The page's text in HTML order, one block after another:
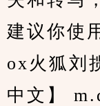
建议你使
ox火狐刘
中文】